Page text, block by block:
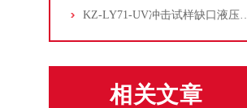
KZ-LY71-UV冲
相关文章